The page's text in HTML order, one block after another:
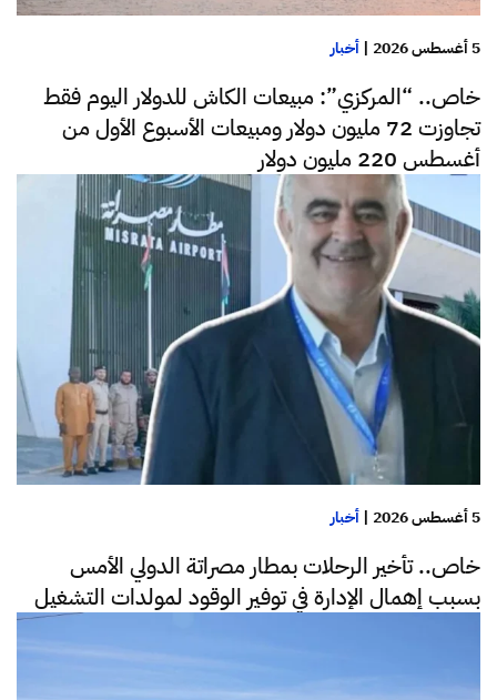
5 أغسطس 2026 | أخبار
خاص.. “المركزي”: مبيعات الكاش للدولار اليوم فقط
تجاوزت 72 مليون دولار ومبيعات الأسبوع الأول من
أغسطس 220 مليون دولار
5 أغسطس 2026 | أخبار
خاص.. تأخير الرحلات بمطار مصراتة الدولي الأمس
بسبب إهمال الإدارة في توفير الوقود لمولدات التشغيل